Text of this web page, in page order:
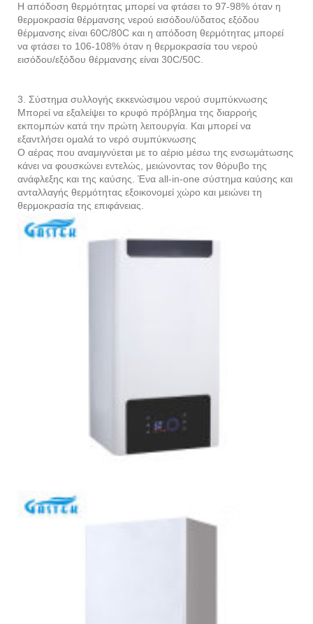
Η απόδοση θερμότητας μπορεί να φτάσει το 97-98% όταν η
θερμοκρασία θέρμανσης νερού εισόδου/ύδατος εξόδου
θέρμανσης είναι 60C/80C και η απόδοση θερμότητας μπορεί
να φτάσει το 106-108% όταν η θερμοκρασία του νερού
εισόδου/εξόδου θέρμανσης είναι 30C/50C.
3. Σύστημα συλλογής εκκενώσιμου νερού συμπύκνωσης
Μπορεί να εξαλείψει το κρυφό πρόβλημα της διαρροής
εκπομπών κατά την πρώτη λειτουργία. Και μπορεί να
εξαντλήσει ομαλά το νερό συμπύκνωσης
Ο αέρας που αναμιγνύεται με το αέριο μέσω της ενσωμάτωσης
κάνει να φουσκώνει εντελώς, μειώνοντας τον θόρυβο της
ανάφλεξης και της καύσης. Ένα all-in-one σύστημα καύσης και
ανταλλαγής θερμότητας εξοικονομεί χώρο και μειώνει τη
θερμοκρασία της επιφάνειας.